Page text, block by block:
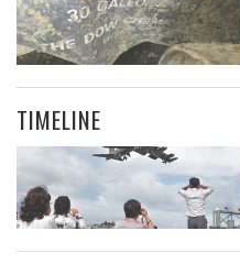
TIMELINE